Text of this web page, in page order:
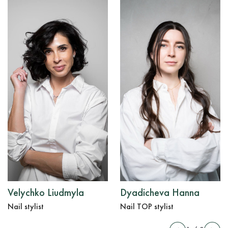
Velychko Liudmyla
Nail stylist
Dyadicheva Hanna
Nail TOP stylist